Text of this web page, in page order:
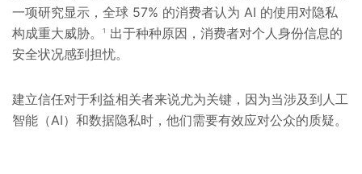
一项研究显示，全球 57% 的消费者认为 AI 的使用对隐私
构成重大威胁。
1
出于种种原因，消费者对个人身份信息的
安全状况感到担忧。
建立信任对于利益相关者来说尤为关键，因为当涉及到人工
智能（AI）和数据隐私时，他们需要有效应对公众的质疑。